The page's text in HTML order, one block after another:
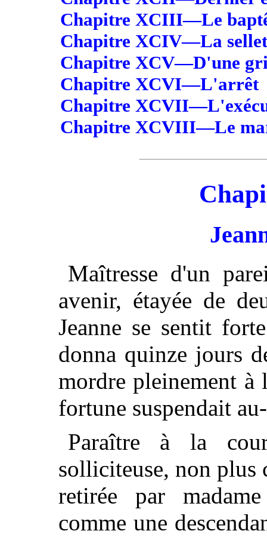
Chapitre XCIII—Le
Chapitre XCIV—La
Chapitre XCV—D'une
Chapitre XCVI—L'arrêt
Chapitre
Chapitre XCVIII—Le
Maîtresse d'un
avenir, étayée de
Jeanne se sentit
donna quinze jours
mordre pleinement à
fortune suspendait
Paraître à la
solliciteuse, non plus
retirée par
comme une